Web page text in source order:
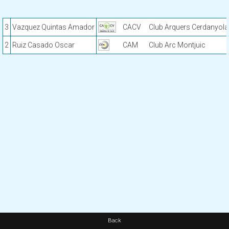
3 Vazquez Quintas Amador CACV Club Arquers Cerdanyola
2 Ruiz Casado Oscar CAM Club Arc Montjuic
Back